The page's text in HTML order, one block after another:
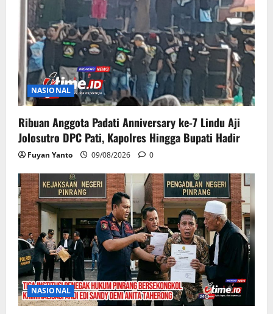
NASIONAL
Ribuan Anggota Padati Anniversary ke-7 Lindu Aji
Jolosutro DPC Pati, Kapolres Hingga Bupati Hadir
Fuyan Yanto 09/08/2026 0
NASIONAL